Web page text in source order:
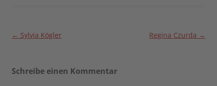
Beitragsnavigation
← Sylvia Kögler Regina Czurda →
Schreibe einen Kommentar